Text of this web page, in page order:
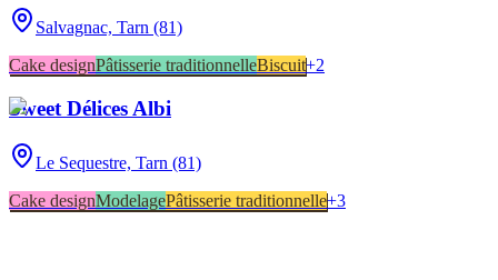
Salvagnac, Tarn (81)
Cake designPâtisserie traditionnelleBiscuit+2
Sweet Délices Albi
Le Sequestre, Tarn (81)
Cake designModelagePâtisserie traditionnelle+3